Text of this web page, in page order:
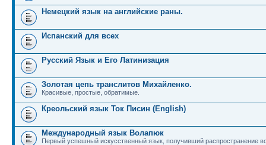
Немецкий язык на английские раны.
Испанский для всех
Русский Язык и Его Латинизация
Золотая цепь транслитов Михайленко.
Красивые, простые, обратимые.
Креольский язык Ток Писин (English)
Международный язык Волапюк
Первый успешный искусственный язык, получивший распространение